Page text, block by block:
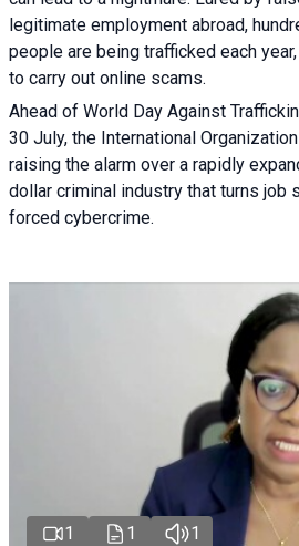
legitimate employment abroad,
people are being trafficked each
to carry out online scams.
Ahead of World Day Against
30 July, the International
raising the alarm over a rapidly
dollar criminal industry that turns
forced cybercrime.
1 1 1